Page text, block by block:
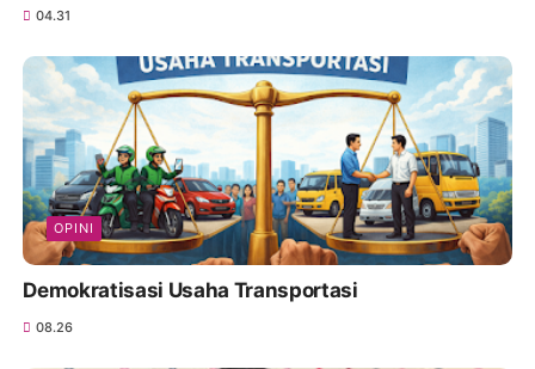
04.31
OPINI
Demokratisasi Usaha Transportasi
08.26